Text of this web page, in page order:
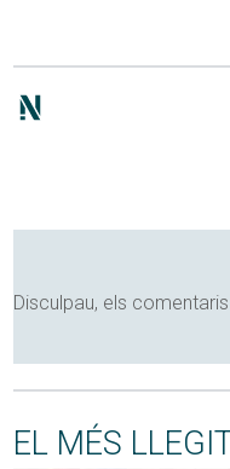
Disculpau, els
EL MÉS